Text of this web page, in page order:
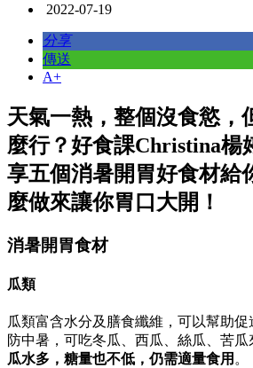
2022-07-19
分享
傳送
A+
天氣一熱，整個沒食慾，
麼行？好食課Christina楊
享五個消暑開胃好食材給
麼做來讓你胃口大開！
消暑開胃食材
瓜類
瓜類富含水分及膳食纖維，可以幫助
防中暑，可吃冬瓜、西瓜、絲瓜、苦瓜
瓜水多，糖量也不低，仍需適量食用 。